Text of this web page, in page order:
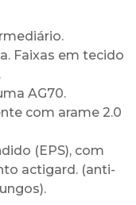
Faixas em tecido
AG70.
com arame 2.0
(EPS), com
actigard. (anti-